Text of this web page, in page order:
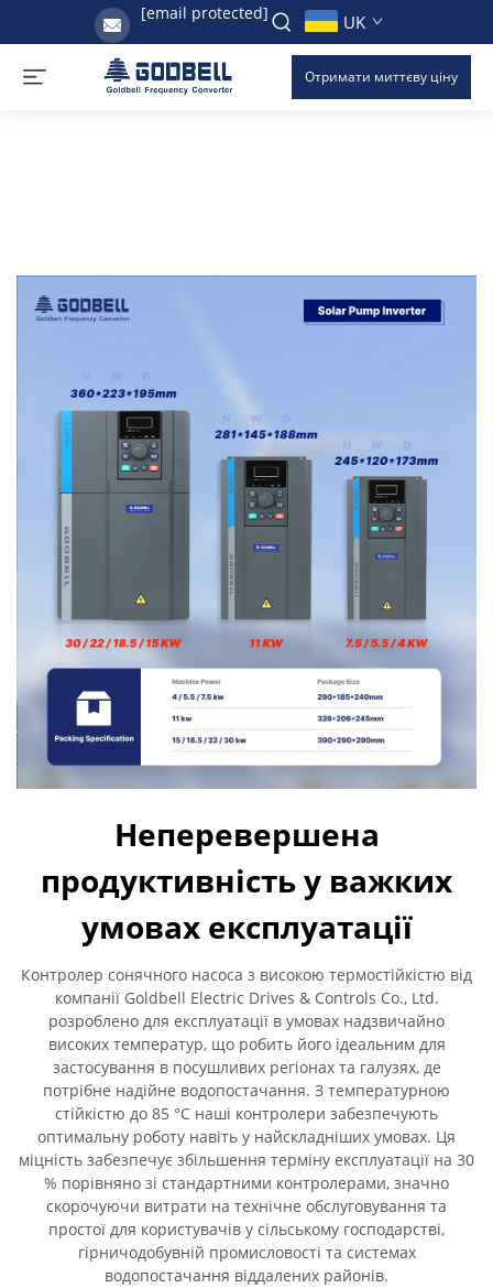
[email protected] UK
Отримати миттєву ціну
Неперевершена
продуктивність у важких
умовах експлуатації
Контролер сонячного насоса з високою термостійкістю від
компанії Goldbell Electric Drives & Controls Co., Ltd.
розроблено для експлуатації в умовах надзвичайно
високих температур, що робить його ідеальним для
застосування в посушливих регіонах та галузях, де
потрібне надійне водопостачання. З температурною
стійкістю до 85 °C наші контролери забезпечують
оптимальну роботу навіть у найскладніших умовах. Ця
міцність забезпечує збільшення терміну експлуатації на 30
% порівняно зі стандартними контролерами, значно
скорочуючи витрати на технічне обслуговування та
простої для користувачів у сільському господарстві,
гірничодобувній промисловості та системах
водопостачання віддалених районів.